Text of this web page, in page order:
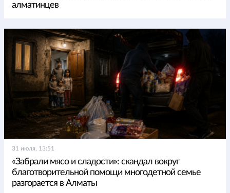
алматинцев
31 июля, 13:51
«Забрали мясо и сладости»: скандал вокруг
благотворительной помощи многодетной семье
разгорается в Алматы